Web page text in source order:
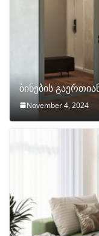
ბინების
November 4, 2024